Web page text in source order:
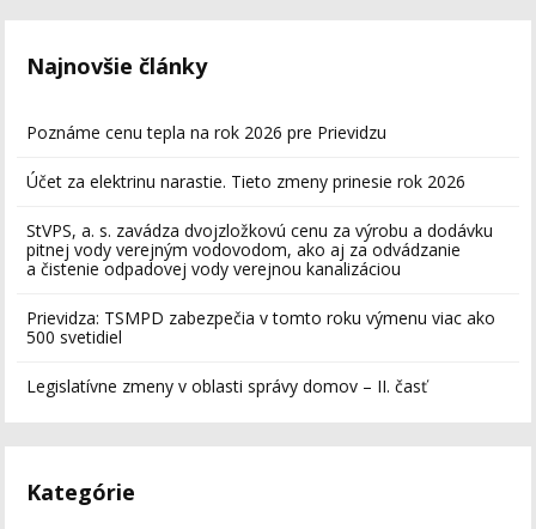
Najnovšie články
Poznáme cenu tepla na rok 2026 pre Prievidzu
Účet za elektrinu narastie. Tieto zmeny prinesie rok 2026
StVPS, a. s. zavádza dvojzložkovú cenu za výrobu a dodávku
pitnej vody verejným vodovodom, ako aj za odvádzanie
a čistenie odpadovej vody verejnou kanalizáciou
Prievidza: TSMPD zabezpečia v tomto roku výmenu viac ako
500 svetidiel
Legislatívne zmeny v oblasti správy domov – II. časť
Kategórie